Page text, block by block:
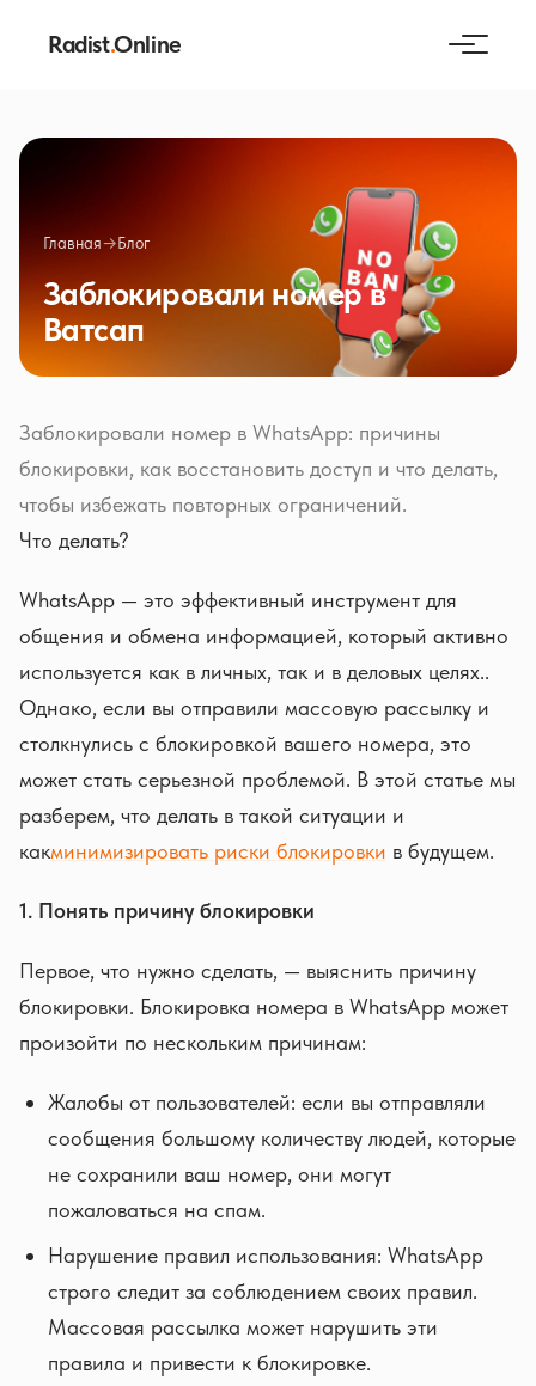
Radist.Online
Главная→Блог
Заблокировали номер в
Ватсап
Заблокировали номер в WhatsApp: причины
блокировки, как восстановить доступ и что делать,
чтобы избежать повторных ограничений.
Что делать?
WhatsApp — это эффективный инструмент для
общения и обмена информацией, который активно
используется как в личных, так и в деловых целях..
Однако, если вы отправили массовую рассылку и
столкнулись с блокировкой вашего номера, это
может стать серьезной проблемой. В этой статье мы
разберем, что делать в такой ситуации и
какминимизировать риски блокировки в будущем.
1. Понять причину блокировки
Первое, что нужно сделать, — выяснить причину
блокировки. Блокировка номера в WhatsApp может
произойти по нескольким причинам:
Жалобы от пользователей: если вы отправляли
сообщения большому количеству людей, которые
не сохранили ваш номер, они могут
пожаловаться на спам.
Нарушение правил использования: WhatsApp
строго следит за соблюдением своих правил.
Массовая рассылка может нарушить эти
правила и привести к блокировке.